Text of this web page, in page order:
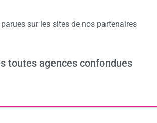
sur les sites de nos partenaires
toutes agences confondues